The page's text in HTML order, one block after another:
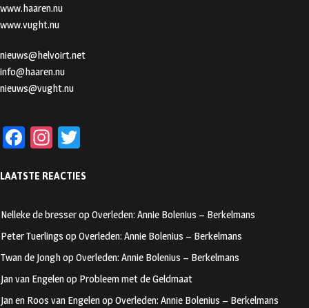
www.haaren.nu
www.vught.nu
nieuws@helvoirt.net
info@haaren.nu
nieuws@vught.nu
Fa
b
oo
k
In
ag
m
tt
LAATSTE REACTIES
Nelleke de bresserop Overleden: Annie Bolenius – Berkelmans
Peter Tuerlings op Overleden: Annie Bolenius – Berkelmans
Twan de Jonghop Overleden: Annie Bolenius – Berkelmans
Jan van Engelenop Probleem met de Geldmaat
Jan en Roos van Engelenop Overleden: Annie Bolenius – Berkelmans